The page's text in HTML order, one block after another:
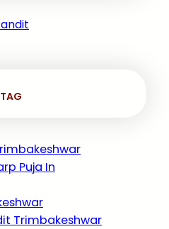
TAG
Puja In
Trimbakeshwar